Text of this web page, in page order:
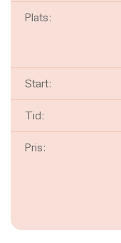
Plats:
Start:
Tid:
Pris: